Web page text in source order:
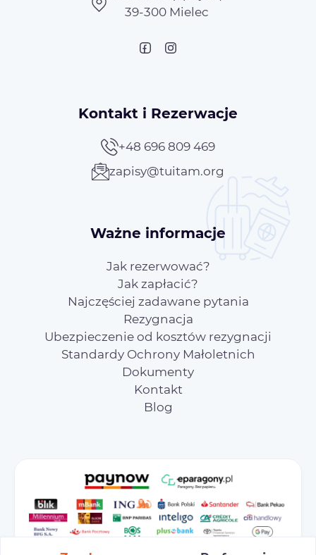
39-300 Mielec
Kontakt i Rezerwacje
+48 696 809 469
zapisy@tuitam.org
Ważne informacje
Jak rezerwować?
Jak zapłacić?
Najczęściej zadawane pytania
Rezygnacja
Ubezpieczenie od kosztów rezygnacji
Standardy Ochrony Małoletnich
Dokumenty
Kontakt
Blog